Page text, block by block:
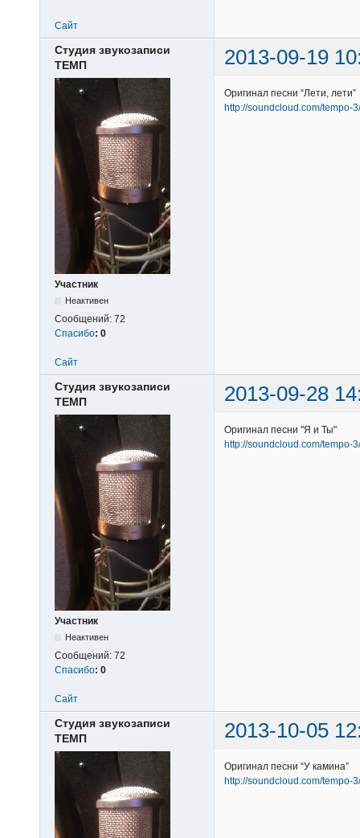
Сайт
Студия звукозаписи
ТЕМП
2013-09-19
Участник
Неактивен
Сообщений: 72
Спасибо: 0
Оригинал песни “Лети, лети”
http://soundcloud.com/tempo-
Сайт
Студия звукозаписи
ТЕМП
2013-09-28
Участник
Неактивен
Сообщений: 72
Спасибо: 0
Оригинал песни "Я и Ты"
http://soundcloud.com/tempo-
Сайт
Студия звукозаписи
ТЕМП
2013-10-05
Оригинал песни “У камина”
http://soundcloud.com/tempo-